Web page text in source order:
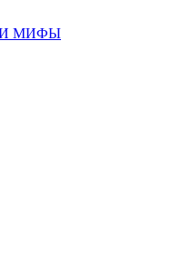
И МИФЫ